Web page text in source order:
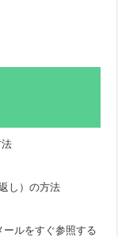
し）の方法
ルをすぐ参照する